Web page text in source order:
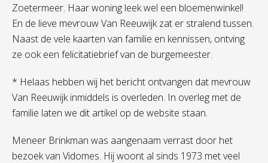
Zoetermeer. Haar woning leek wel een bloemenwinkel!
En de lieve mevrouw Van Reeuwijk zat er stralend tussen.
Naast de vele kaarten van familie en kennissen, ontving
ze ook een felicitatiebrief van de burgemeester.
* Helaas hebben wij het bericht ontvangen dat mevrouw
Van Reeuwijk inmiddels is overleden. In overleg met de
familie laten we dit artikel op de website staan.
Meneer Brinkman was aangenaam verrast door het
bezoek van Vidomes. Hij woont al sinds 1973 met veel